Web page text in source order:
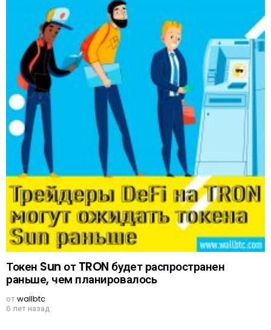
Токен Sun от TRON будет распространен
раньше, чем планировалось
отwallbtc
6 лет назад